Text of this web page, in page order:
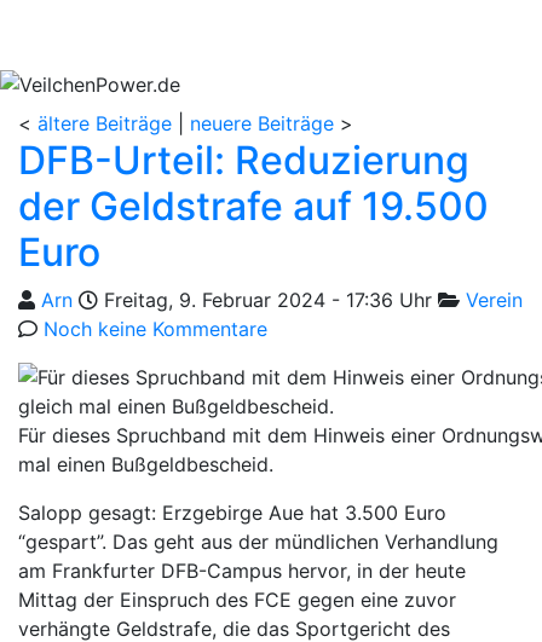
< ältere Beiträge neuere Beiträge >
DFB-Urteil: Reduzierung
der Geldstrafe auf 19.500
Euro
Geschrieben von
Arn am Freitag, 9. Februar 2024 - 17:36 Uhr Kategorien
Verein
Noch keine Kommentare
Für dieses Spruchband mit dem Hinweis einer
mal einen Bußgeldbescheid.
Salopp gesagt: Erzgebirge Aue hat 3.500 Euro
“gespart”. Das geht aus der mündlichen Verhandlung
am Frankfurter DFB-Campus hervor, in der heute
Mittag der Einspruch des FCE gegen eine zuvor
verhängte Geldstrafe, die das Sportgericht des